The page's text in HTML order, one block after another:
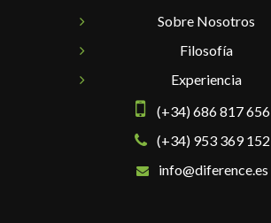
Sobre Nosotros
Filosofía
Experiencia
(+34) 686 817 656
(+34) 953 369 152
info@diference.es